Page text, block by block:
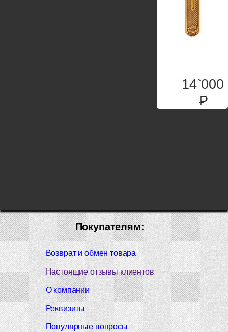
14`000
P
Покупателям:
Возврат и обмен товара
Настоящие отзывы клиентов
О компании
Реквизиты
Популярные вопросы